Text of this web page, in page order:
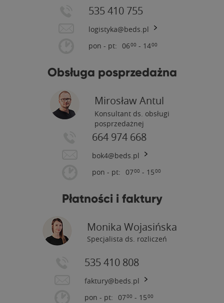
535 410 755
logistyka@beds.pl
pon - pt: 0600 - 1400
Obsługa posprzedażna
Mirosław Antul
Konsultant ds. obsługi
posprzedażnej
664 974 668
bok4@beds.pl
pon - pt: 0700 - 1500
Płatności i faktury
Monika Wojasińska
Specjalista ds. rozliczeń
535 410 808
faktury@beds.pl
pon - pt: 0700 - 1500